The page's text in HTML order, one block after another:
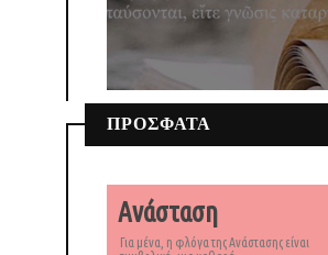
ΠΡΟΣΦΑΤΑ
Ανάσταση
Για μένα, η φλόγα της Ανάστασης είναι